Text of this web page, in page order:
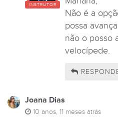
INSTRUTOR
Não é a
possa
não o posso
velocípede.
Joana Dias
10 anos, 11 meses atrás